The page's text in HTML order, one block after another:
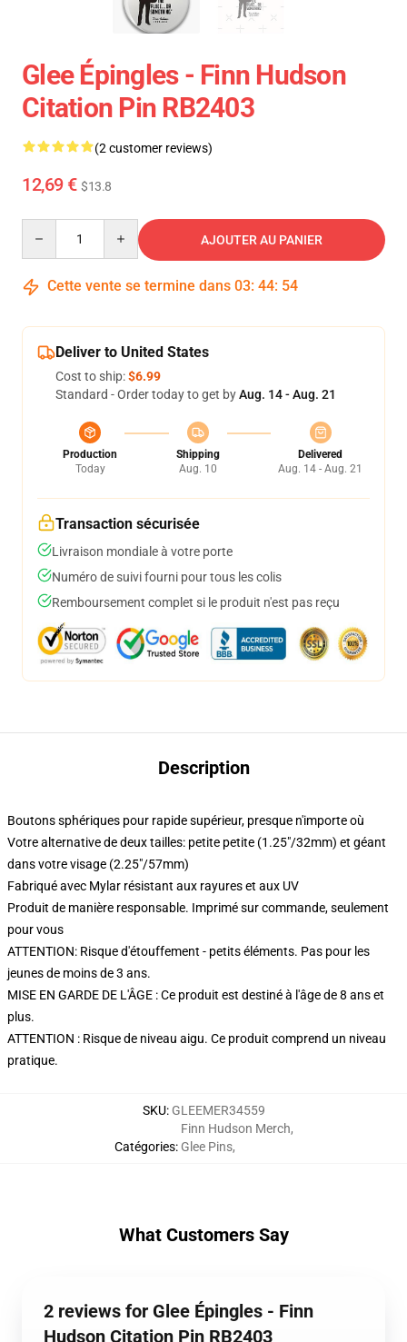
Glee Épingles - Finn Hudson
Citation Pin RB2403
(2 customer reviews)
12,69 € $13.8
AJOUTER AU PANIER
Cette vente se termine dans 03: 44: 53
Deliver to United States
Cost to ship:$6.99
Standard - Order today to get byAug. 14 - Aug. 21
Production
Today
Shipping
Aug. 10
Delivered
Aug. 14 - Aug. 21
Transaction sécurisée
Livraison mondiale à votre porte
Numéro de suivi fourni pour tous les colis
Remboursement complet si le produit n'est pas reçu
Description
Boutons sphériques pour rapide supérieur, presque n'importe où
Votre alternative de deux tailles: petite petite (1.25"/32mm) et géant
dans votre visage (2.25"/57mm)
Fabriqué avec Mylar résistant aux rayures et aux UV
Produit de manière responsable. Imprimé sur commande, seulement
pour vous
ATTENTION: Risque d'étouffement - petits éléments. Pas pour les
jeunes de moins de 3 ans.
MISE EN GARDE DE L'ÂGE : Ce produit est destiné à l'âge de 8 ans et
plus.
ATTENTION : Risque de niveau aigu. Ce produit comprend un niveau
pratique.
SKU: GLEEMER34559
Catégories:
Finn Hudson Merch,
Glee Pins,
What Customers Say
2 reviews for Glee Épingles - Finn
Hudson Citation Pin RB2403